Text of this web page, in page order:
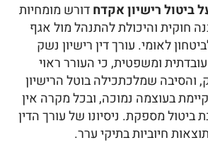
ביטול רישיון אקדחדורש מומחיות
חוקית והיכולת להתנהל מול אגף
לאומי. עורך דין רישיון נשק
ומשפטית, כי העורר ראוי
והסיבה שמלכתכילה בוטל הרישיון
בעוצמה נמוכה, ובכל מקרה אין
ביטול מספקת. ניסיונו של עורך הדין
חיוביות בתיקי ערר.